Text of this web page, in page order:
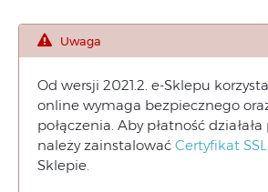
Uwaga
Od wersji 2021.2. e-Sklepu
online wymaga bezpiecznego
połączenia. Aby płatność
należy zainstalować Certyfikat SSL
Sklepie.